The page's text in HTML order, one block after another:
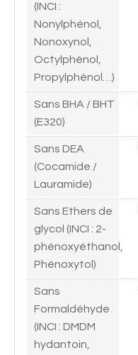
(INCI :
Nonylphénol,
Nonoxynol,
Octylphénol,
Propylphénol…)
Sans BHA / BHT
(E320)
Sans DEA
(Cocamide /
Lauramide)
Sans Ethers de
glycol (INCI : 2-
phénoxyéthanol,
Phénoxytol)
Sans
Formaldéhyde
(INCI : DMDM
hydantoin,